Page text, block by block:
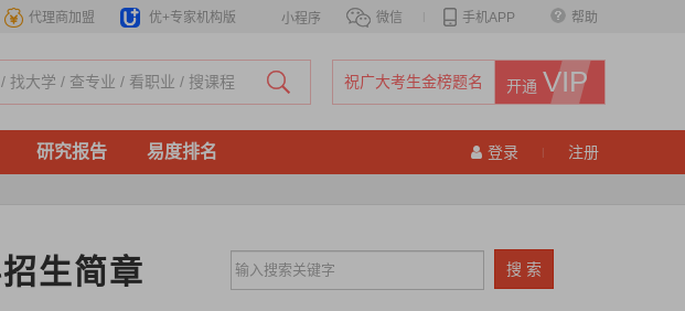
帮助
手机APP
微信
小程序
优+专家机构版
代理商加盟
祝广大考生金榜题名 开通 VIP
研究报告 易度排名 登录 | 注册
生简章